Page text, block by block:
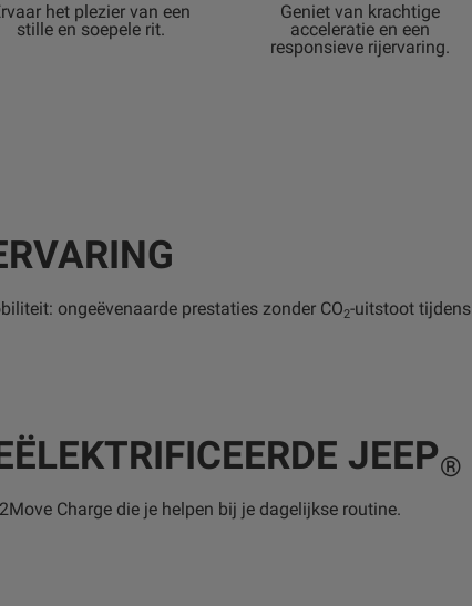
het plezier van een
stille en soepele rit.
Geniet van krachtige
acceleratie en een
responsieve rijervaring.
ongeëvenaarde prestaties zonder CO2-uitstoot tijdens
JEEP®
Charge die je helpen bij je dagelijkse routine.